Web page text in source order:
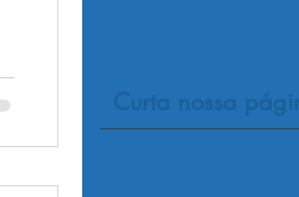
Curta nossa